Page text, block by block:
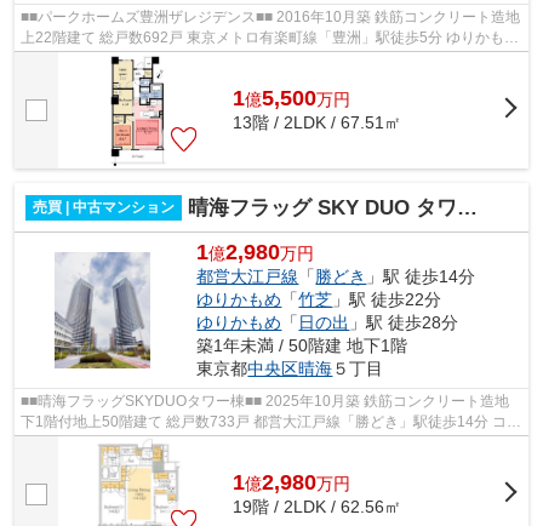
■■パークホームズ豊洲ザレジデンス■■ 2016年10月築 鉄筋コンクリート造地
上22階建て 総戸数692戸 東京メトロ有楽町線「豊洲」駅徒歩5分 ゆりかもめ
「豊洲」駅徒歩4分 ■エレベーター...
1億5,500万円
13階 / 2LDK / 67.51㎡
売買 | 中古マンション 晴海フラッグ SKY DUO タワー棟（Sun Village）
1億2,980万円
都営大江戸線 「 勝どき 」駅 徒歩14分
ゆりかもめ 「竹芝 」駅 徒歩22分
ゆりかもめ 「 日の出 」駅 徒歩28分
築1年未満 / 50階建 地下1階
東京都中央区晴海５丁目
■■晴海フラッグSKYDUOタワー棟■■ 2025年10月築 鉄筋コンクリート造地
下1階付地上50階建て 総戸数733戸 都営大江戸線「勝どき」駅徒歩14分 コン
シェルジュ オートロック 宅配ボック...
1億2,980万円
19階 / 2LDK / 62.56㎡